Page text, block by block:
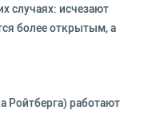
случаях: исчезают
более открытым, а
Ройтберга) работают